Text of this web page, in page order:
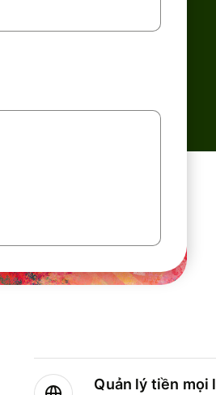
Quản lý tiền mọi